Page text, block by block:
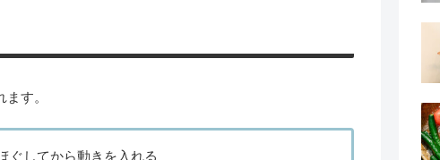
す。
ぐしてから動きを入れる